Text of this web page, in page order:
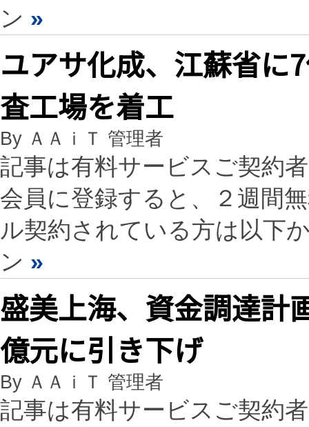
ン »
ユアサ化成、江蘇省に
査工場を着工
By ＡＡｉＴ 管理者
記事は有料サービスご契約
会員に登録すると、２週間
ル契約されている方は以下
ン »
盛美上海、資金調達計
億元に引き下げ
By ＡＡｉＴ 管理者
記事は有料サービスご契約